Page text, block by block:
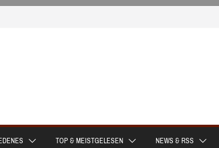
TOP & MEISTGELESEN NEWS & RSS